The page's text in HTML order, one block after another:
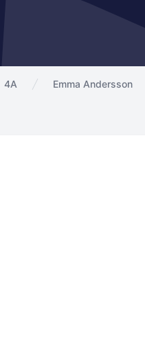
4A Emma Andersson